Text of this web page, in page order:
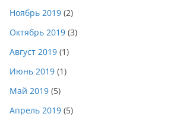
Ноябрь 2019 (2)
Октябрь 2019 (3)
Август 2019 (1)
Июнь 2019 (1)
Май 2019 (5)
Апрель 2019 (5)